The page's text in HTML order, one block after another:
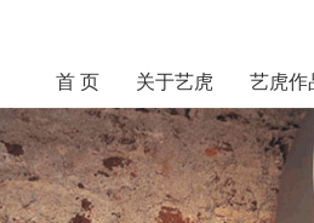
首 页 关于艺虎 艺虎作